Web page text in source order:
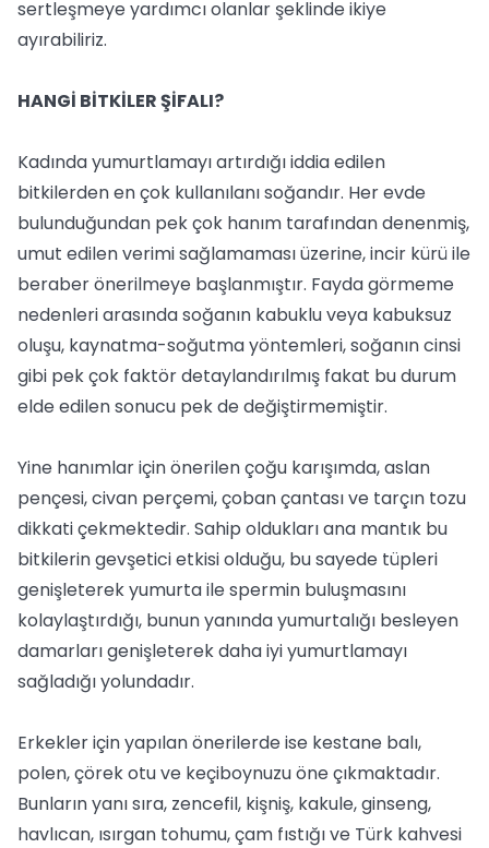
sertleşmeye yardımcı olanlar şeklinde ikiye
ayırabiliriz.
HANGİ BİTKİLER ŞİFALI?
Kadında yumurtlamayı artırdığı iddia edilen
bitkilerden en çok kullanılanı soğandır. Her evde
bulunduğundan pek çok hanım tarafından denenmiş,
umut edilen verimi sağlamaması üzerine, incir kürü ile
beraber önerilmeye başlanmıştır. Fayda görmeme
nedenleri arasında soğanın kabuklu veya kabuksuz
oluşu, kaynatma-soğutma yöntemleri, soğanın cinsi
gibi pek çok faktör detaylandırılmış fakat bu durum
elde edilen sonucu pek de değiştirmemiştir.
Yine hanımlar için önerilen çoğu karışımda, aslan
pençesi, civan perçemi, çoban çantası ve tarçın tozu
dikkati çekmektedir. Sahip oldukları ana mantık bu
bitkilerin gevşetici etkisi olduğu, bu sayede tüpleri
genişleterek yumurta ile spermin buluşmasını
kolaylaştırdığı, bunun yanında yumurtalığı besleyen
damarları genişleterek daha iyi yumurtlamayı
sağladığı yolundadır.
Erkekler için yapılan önerilerde ise kestane balı,
polen, çörek otu ve keçiboynuzu öne çıkmaktadır.
Bunların yanı sıra, zencefil, kişniş, kakule, ginseng,
havlıcan, ısırgan tohumu, çam fıstığı ve Türk kahvesi